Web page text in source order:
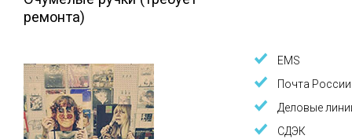
ремонта)
EMS
Почта России
Деловые
СДЭК